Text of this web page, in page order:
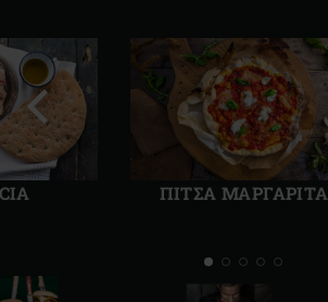
ΠΙΤΣΑ ΜΑΡΓΑΡΙΤΑ
Προηγούμενη
διαφάνεια